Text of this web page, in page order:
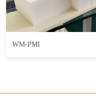
WM-PMI